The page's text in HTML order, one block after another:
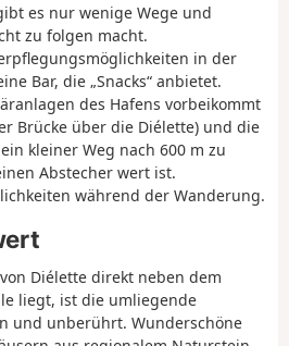
es nur wenige Wege und
zu folgen macht.
in der
Bar, die „Snacks“ anbietet.
des Hafens vorbeikommt
Brücke über die Diélette) und die
kleiner Weg nach 600 m zu
Abstecher wert ist.
während der Wanderung.
Diélette direkt neben dem
liegt, ist die umliegende
und unberührt. Wunderschöne